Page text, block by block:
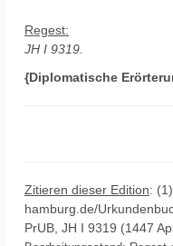
Regest:
JH I 9319.
{Diplomatische
Zitieren dieser Edition:
hamburg.de/
PrUB, JH I 9319 (1447